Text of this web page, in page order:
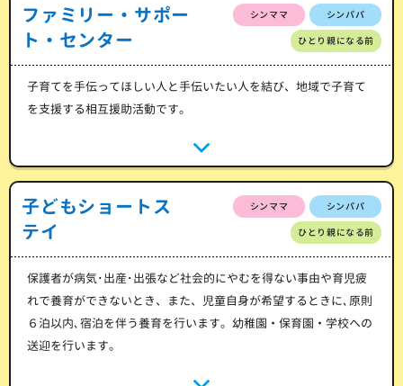
ファミリー・サポー
ト・センター
シンママ シンパパ
ひとり親になる前
子育てを手伝ってほしい人と手伝いたい人を結び、地域で子育て
を支援する相互援助活動です。
子どもショートス
テイ
シンママ シンパパ
ひとり親になる前
保護者が病気･出産･出張など社会的にやむを得ない事由や育児疲
れで養育ができないとき、また、児童自身が希望するときに､原則
６泊以内､宿泊を伴う養育を行います。幼稚園・保育園・学校への
送迎を行います。